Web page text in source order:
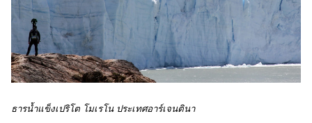
ธารน้ำแข็งเปริโต โมเรโน ประเทศอาร์เจนตินา